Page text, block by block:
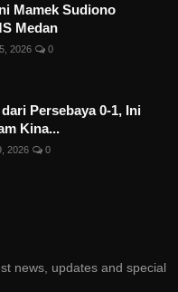
Mamek Sudiono
Medan
2026 0
Persebaya 0-1, Ini
Kina...
2026 0
news, updates and special